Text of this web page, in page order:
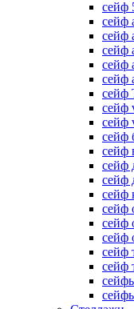
сейф
сейф
сейф
сейф
сейф
сейф
сейф
сейф
сейф
сейф
сейф
сейф
сейф
сейф
сейф
сейф
сейф
сейф
сейф